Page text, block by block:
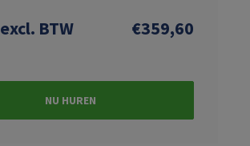
excl. BTW €359,60
NU HUREN